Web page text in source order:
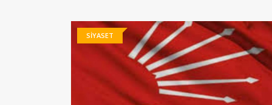
SİYASET